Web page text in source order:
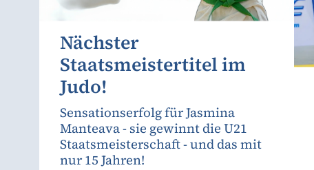
Nächster
Staatsmeistertitel im
Judo!
Sensationserfolg für Jasmina
Manteava - sie gewinnt die U21
Staatsmeisterschaft - und das mit
nur 15 Jahren!